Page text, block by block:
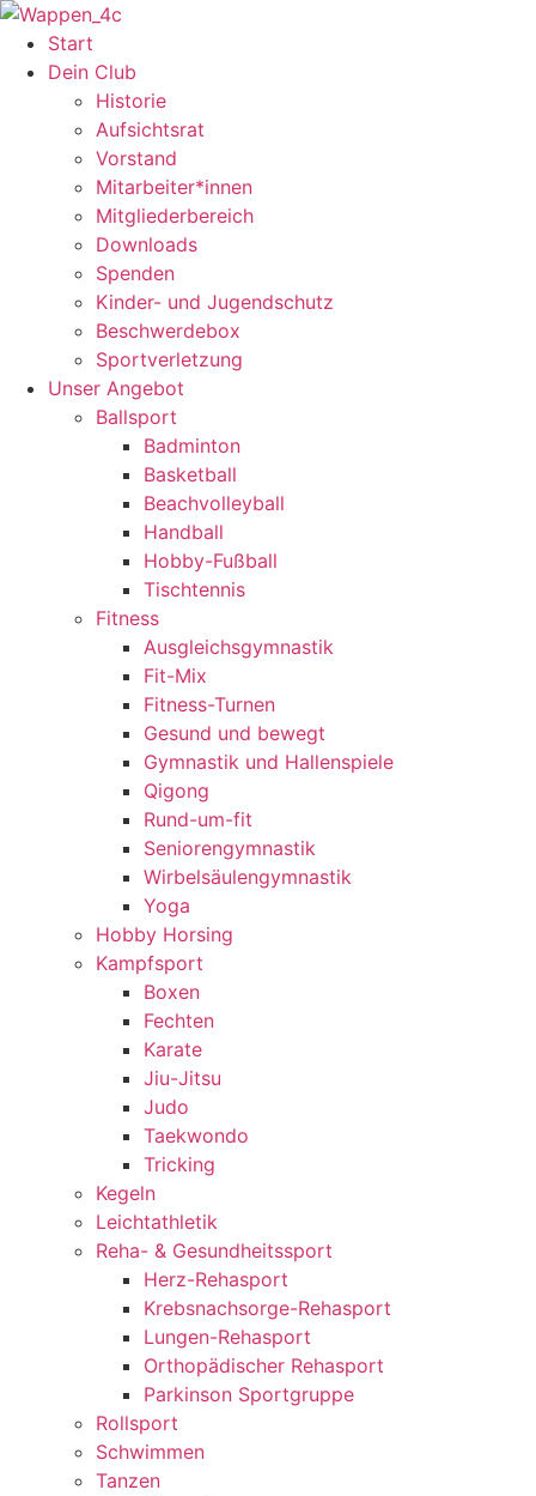
Zum
Inhalt
springen
Start
Dein Club
Historie
Aufsichtsrat
Vorstand
Mitarbeiter*innen
Mitgliederbereich
Downloads
Spenden
Kinder- und Jugendschutz
Beschwerdebox
Sportverletzung
Unser Angebot
Ballsport
Badminton
Basketball
Beachvolleyball
Handball
Hobby-Fußball
Tischtennis
Fitness
Ausgleichsgymnastik
Fit-Mix
Fitness-Turnen
Gesund und bewegt
Gymnastik und Hallenspiele
Qigong
Rund-um-fit
Seniorengymnastik
Wirbelsäulengymnastik
Yoga
Hobby Horsing
Kampfsport
Boxen
Fechten
Karate
Jiu-Jitsu
Judo
Taekwondo
Tricking
Kegeln
Leichtathletik
Reha- & Gesundheitssport
Herz-Rehasport
Krebsnachsorge-Rehasport
Lungen-Rehasport
Orthopädischer Rehasport
Parkinson Sportgruppe
Rollsport
Schwimmen
Tanzen